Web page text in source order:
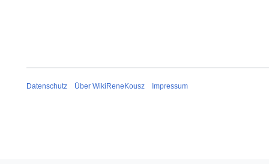
Datenschutz Über WikiReneKousz Impressum